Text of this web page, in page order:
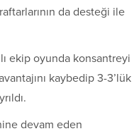
da desteği ile
ekip oyunda konsantreyi
kaybedip 3-3’lük
devam eden